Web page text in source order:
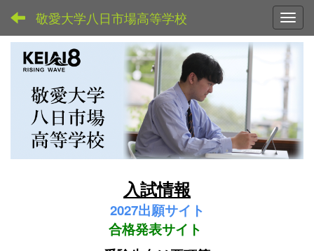
敬愛大学八日市場高等学校
入試情報
2027出願サイト
合格発表サイト